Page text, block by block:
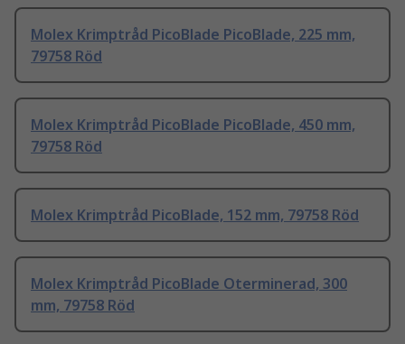
Molex Krimptråd PicoBlade PicoBlade, 225 mm,
79758 Röd
Molex Krimptråd PicoBlade PicoBlade, 450 mm,
79758 Röd
Molex Krimptråd PicoBlade, 152 mm, 79758 Röd
Molex Krimptråd PicoBlade Oterminerad, 300
mm, 79758 Röd